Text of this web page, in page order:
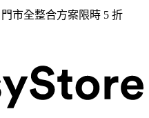
市全整合方案限時 5 折